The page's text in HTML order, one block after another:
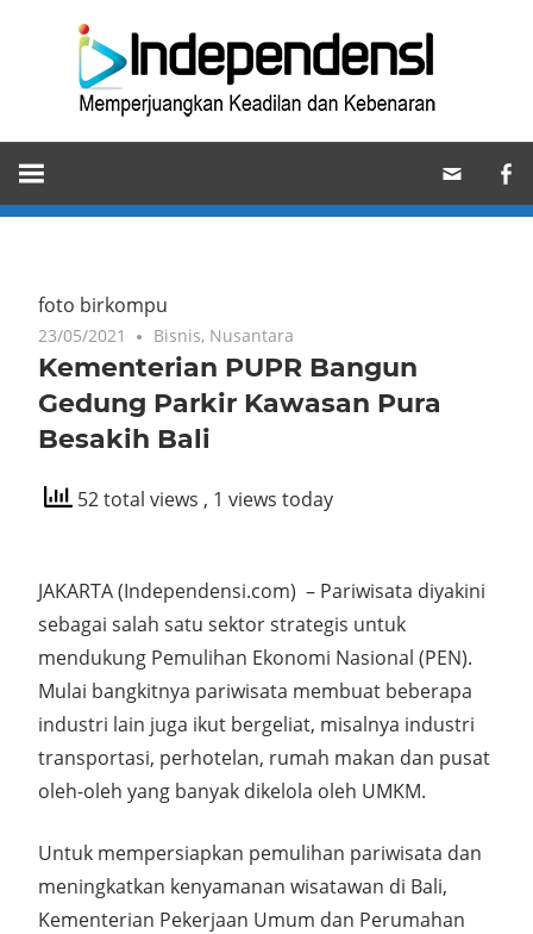
Memperjuangkan
Keadilan
dan
foto birkompu
23/05/2021 Bisnis, Nusantara
Kementerian PUPR Bangun
Gedung Parkir Kawasan Pura
Besakih Bali
52 total views , 1 views today
JAKARTA (Independensi.com) – Pariwisata diyakini
sebagai salah satu sektor strategis untuk
mendukung Pemulihan Ekonomi Nasional (PEN).
Mulai bangkitnya pariwisata membuat beberapa
industri lain juga ikut bergeliat, misalnya industri
transportasi, perhotelan, rumah makan dan pusat
oleh-oleh yang banyak dikelola oleh UMKM.
Untuk mempersiapkan pemulihan pariwisata dan
meningkatkan kenyamanan wisatawan di Bali,
Kementerian Pekerjaan Umum dan Perumahan